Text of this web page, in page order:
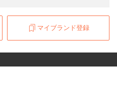
マイブランド登録